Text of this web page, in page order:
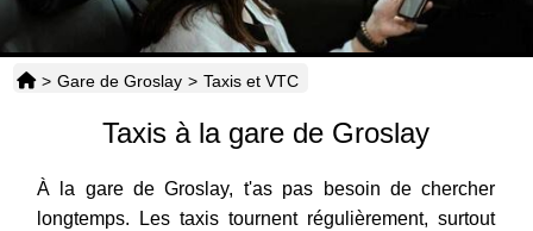
Taxis
> Gare de Groslay > Taxis et VTC
Taxis à la gare de Groslay
À la gare de Groslay, t'as pas besoin de chercher
longtemps. Les taxis tournent régulièrement, surtout